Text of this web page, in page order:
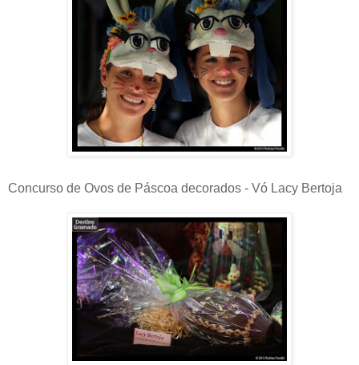
Concurso de Ovos de Páscoa decorados - Vó Lacy Bertoja